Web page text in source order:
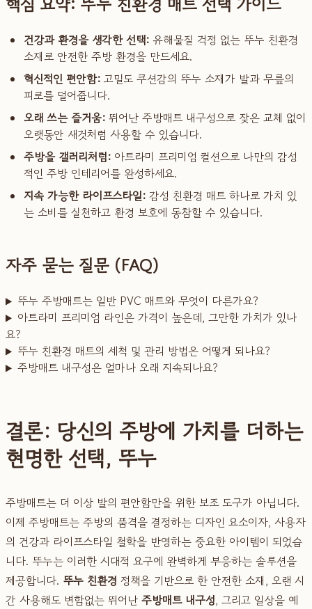
건강과 환경을 생각한 선택: 유해물질 걱정 없는 뚜누 친환경
소재로 안전한 주방 환경을 만드세요.
혁신적인 편안함: 고밀도 쿠션감의 뚜누 소재가 발과 무릎의
피로를 덜어줍니다.
오래 쓰는 즐거움: 뛰어난 주방매트 내구성으로 잦은 교체 없이
오랫동안 새것처럼 사용할 수 있습니다.
주방을 갤러리처럼: 아트라미 프리미엄 컬션으로 나만의 감성
적인 주방 인테리어를 완성하세요.
지속 가능한 라이프스타일: 감성 친환경 매트 하나로 가치 있
는 소비를 실천하고 환경 보호에 동참할 수 있습니다.
자주 묻는 질문 (FAQ)
뚜누 주방매트는 일반 PVC 매트와 무엇이 다른가요?
아트라미 프리미엄 라인은 가격이 높은데, 그만한 가치가 있나
요?
뚜누 친환경 매트의 세척 및 관리 방법은 어떻게 되나요?
주방매트 내구성은 얼마나 오래 지속되나요?
결론: 당신의 주방에 가치를 더하는
현명한 선택, 뚜누
주방매트는 더 이상 발의 편안함만을 위한 보조 도구가 아닙니다.
이제 주방매트는 주방의 품격을 결정하는 디자인 요소이자, 사용자
의 건강과 라이프스타일 철학을 반영하는 중요한 아이템이 되었습
니다. 뚜누는 이러한 시대적 요구에 완벽하게 부응하는 솔루션을
제공합니다. 뚜누 친환경 정책을 기반으로 한 안전한 소재, 오랜 시
간 사용해도 변함없는 뛰어난 주방매트 내구성, 그리고 일상을 예